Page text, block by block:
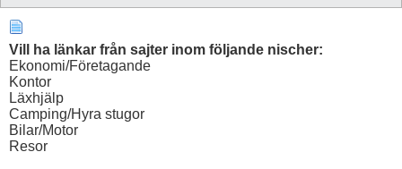
Vill ha länkar från sajter inom följande nischer:
Ekonomi/Företagande
Kontor
Läxhjälp
Camping/Hyra stugor
Bilar/Motor
Resor